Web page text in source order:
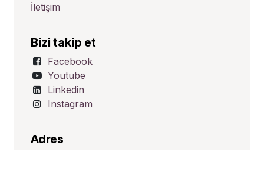
İletişim
Bizi takip et
Facebook
Youtube
Linkedin
Instagram
Adres